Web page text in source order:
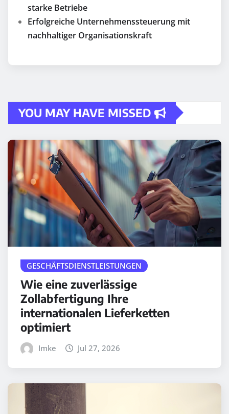
starke Betriebe
Erfolgreiche Unternehmenssteuerung mit
nachhaltiger Organisationskraft
YOU MAY HAVE MISSED
GESCHÄFTSDIENSTLEISTUNGEN
Wie eine zuverlässige
Zollabfertigung Ihre
internationalen Lieferketten
optimiert
Imke Jul 27, 2026